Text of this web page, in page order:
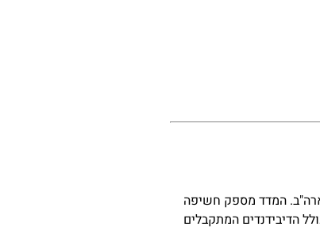
המדד מספק חשיפה
הדיבידנדים המתקבלים